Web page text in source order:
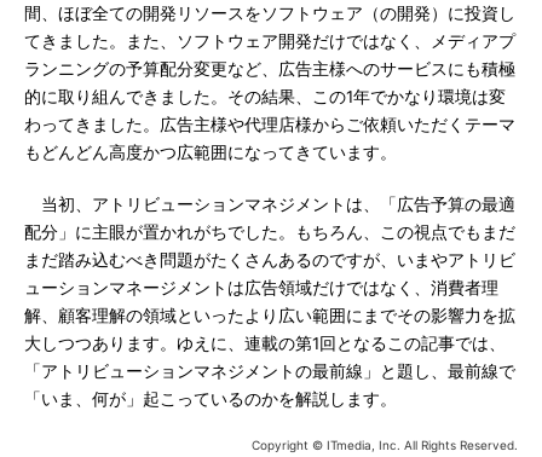
間、ほぼ全ての開発リソースをソフトウェア（の開発）に投資し
てきました。また、ソフトウェア開発だけではなく、メディアプ
ランニングの予算配分変更など、広告主様へのサービスにも積極
的に取り組んできました。その結果、この1年でかなり環境は変
わってきました。広告主様や代理店様からご依頼いただくテーマ
もどんどん高度かつ広範囲になってきています。
当初、アトリビューションマネジメントは、「広告予算の最適
配分」に主眼が置かれがちでした。もちろん、この視点でもまだ
まだ踏み込むべき問題がたくさんあるのですが、いまやアトリビ
ューションマネージメントは広告領域だけではなく、消費者理
解、顧客理解の領域といったより広い範囲にまでその影響力を拡
大しつつあります。ゆえに、連載の第1回となるこの記事では、
「アトリビューションマネジメントの最前線」と題し、最前線で
「いま、何が」起こっているのかを解説します。
Copyright © ITmedia, Inc. All Rights Reserved.